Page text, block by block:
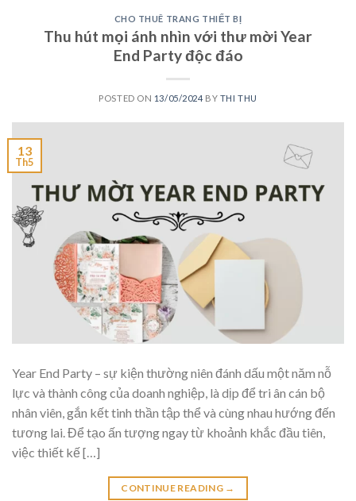
CHO THUÊ TRANG THIẾT BỊ
Thu hút mọi ánh nhìn với thư mời Year
End Party độc đáo
POSTED ON 13/05/2024 BY THI THU
13
Th5
Year End Party – sự kiện thường niên đánh dấu một năm nỗ
lực và thành công của doanh nghiệp, là dịp để tri ân cán bộ
nhân viên, gắn kết tinh thần tập thể và cùng nhau hướng đến
tương lai. Để tạo ấn tượng ngay từ khoảnh khắc đầu tiên,
việc thiết kế […]
CONTINUE READING →